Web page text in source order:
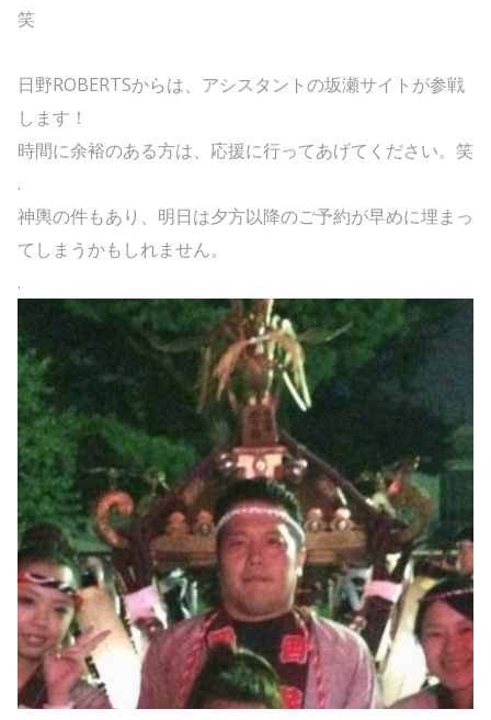
笑
日野ROBERTSからは、アシスタントの坂瀬サイトが参戦
します！
時間に余裕のある方は、応援に行ってあげてください。笑
.
神輿の件もあり、明日は夕方以降のご予約が早めに埋まっ
てしまうかもしれません。
.